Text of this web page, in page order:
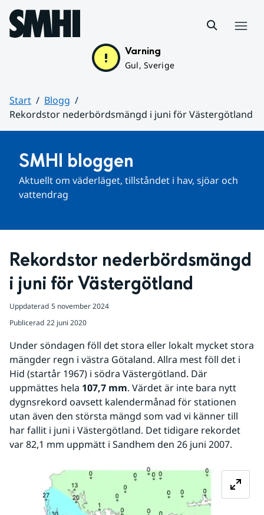
Hoppa till sidans innehåll
Varning
Gul, Sverige
Start
Blogg
Rekordstor nederbördsmängd i juni för Västergötland
SMHI bloggen
Aktuellt om väderläget, tillståndet i hav, sjöar och
vattendrag
Rekordstor nederbördsmängd
i juni för Västergötland
Uppdaterad 5 november 2024
Publicerad 22 juni 2020
Under söndagen föll det stora eller lokalt mycket stora
mängder regn i västra Götaland. Allra mest föll det i
Hid (startår 1967) i södra Västergötland. Där
uppmättes hela 107,7 mm. Värdet är inte bara nytt
dygnsrekord oavsett kalendermånad för stationen
utan även den största mängd som vad vi känner till
har fallit i juni i Västergötland. Det tidigare rekordet
var 82,1 mm uppmätt i Sandhem den 26 juni 2007.